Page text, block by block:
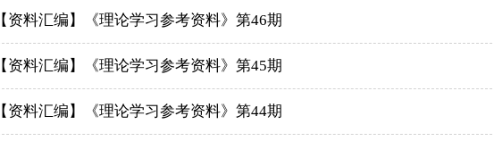
【资料汇编】《理论学习参考资料》第46期
【资料汇编】《理论学习参考资料》第45期
【资料汇编】《理论学习参考资料》第44期